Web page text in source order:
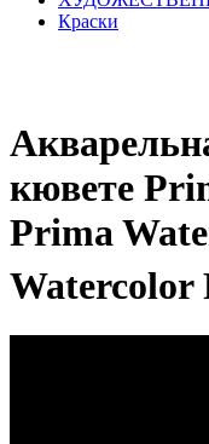
Краски
кювете
Prima
Watercolor